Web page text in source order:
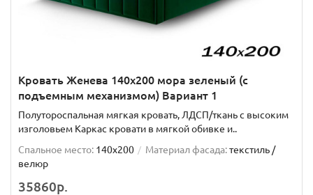
Кровать Женева 140х200 мора зеленый (с
подъемным механизмом) Вариант 1
Полутороспальная мягкая кровать, ЛДСП/ткань с высоким
изголовьем Каркас кровати в мягкой обивке и..
Спальное место: 140x200 Материал фасада:текстиль /
велюр
35860р.